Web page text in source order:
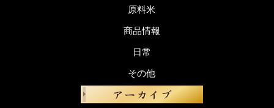
原料米
商品情報
日常
その他